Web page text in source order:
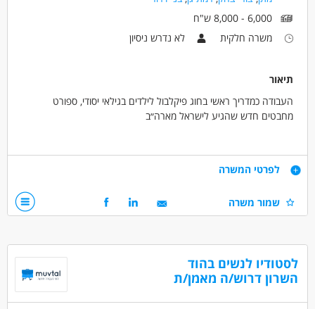
6,000 - 8,000 ש"ח
משרה חלקית
לא נדרש ניסיון
תיאור
העבודה כמדריך ראשי בחוג פיקלבול לילדים בגילאי יסודי, ספורט
מחבטים חדש שהגיע לישראל מארה״ב
שכר: 100-120 שח (תלוי תעודת הסמכה) בסיס לשיעור (45 דקות) +
כל שיעור 45 דקות ולא כל השיעורים מתקיימים באותו מקום כלומר יש
נסיעות בינהם ולכן הצורך בניידות עם רכב
דרישות
מחוייבות,ניידות ברכב חובה, רקע באימון ספורט
ספורט - הדרכת חוגי ספורט
ספורט - הוראת ספורט
ספורט - מאמן/ת
לפרטי המשרה
שמור משרה
לסטודיו לנשים בהוד
השרון דרוש/ה מאמן/ת